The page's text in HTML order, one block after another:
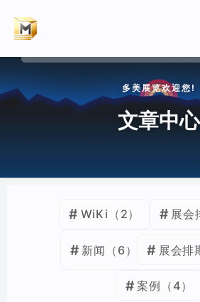
首页
展会特装/品牌巡展
展厅/文化厅/企业展
店铺/快闪店装修
展会排期
新闻
WIKI
多美展览欢迎您!
文章中心
WiKi （2） 展会
新闻 （6） 展会排
案例 （4）